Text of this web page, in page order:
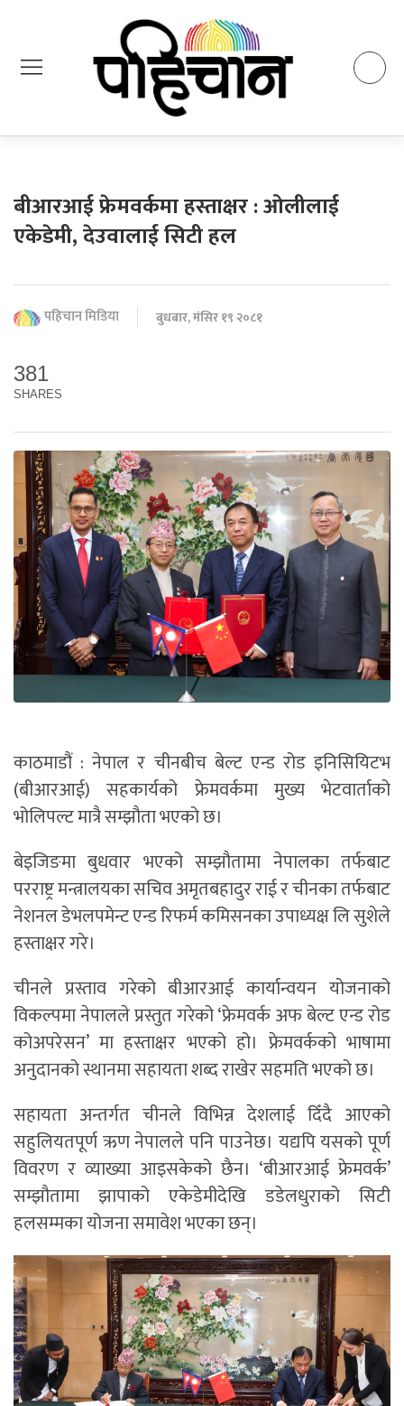
बीआरआई फ्रेमवर्कमा हस्ताक्षर : ओलीलाई
एकेडेमी, देउवालाई सिटी हल
पहिचान मिडिया बुधबार, मंसिर १९ २०८१
381
SHARES
काठमाडौं : नेपाल र चीनबीच बेल्ट एन्ड रोड इनिसियिटभ
(बीआरआई) सहकार्यको फ्रेमवर्कमा मुख्य भेटवार्ताको
भोलिपल्ट मात्रै सम्झौता भएको छ।
बेइजिङमा बुधवार भएको सम्झौतामा नेपालका तर्फबाट
परराष्ट्र मन्त्रालयका सचिव अमृतबहादुर राई र चीनका तर्फबाट
नेशनल डेभलपमेन्ट एन्ड रिफर्म कमिसनका उपाध्यक्ष लि सुशेले
हस्ताक्षर गरे।
चीनले प्रस्ताव गरेको बीआरआई कार्यान्वयन योजनाको
विकल्पमा नेपालले प्रस्तुत गरेको ‘फ्रेमवर्क अफ बेल्ट एन्ड रोड
कोअपरेसन’ मा हस्ताक्षर भएको हो। फ्रेमवर्कको भाषामा
अनुदानको स्थानमा सहायता शब्द राखेर सहमति भएको छ।
सहायता अन्तर्गत चीनले विभिन्न देशलाई दिँदै आएको
सहुलियतपूर्ण ऋण नेपालले पनि पाउनेछ। यद्यपि यसको पूर्ण
विवरण र व्याख्या आइसकेको छैन। ‘बीआरआई फ्रेमवर्क’
सम्झौतामा झापाको एकेडेमीदेखि डडेलधुराको सिटी
हलसम्मका योजना समावेश भएका छन्।